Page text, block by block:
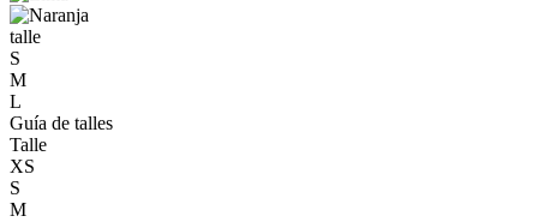
talle
S
M
L
Guía de talles
Talle
XS
S
M